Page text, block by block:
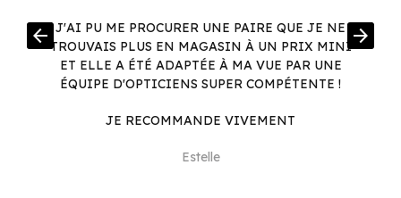
J'AI PU ME PROCURER UNE PAIRE QUE JE NE
TROUVAIS PLUS EN MAGASIN À UN PRIX MINI
ET ELLE A ÉTÉ ADAPTÉE À MA VUE PAR UNE
ÉQUIPE D'OPTICIENS SUPER COMPÉTENTE !
JE RECOMMANDE VIVEMENT
Estelle
arrow_back arrow_forward